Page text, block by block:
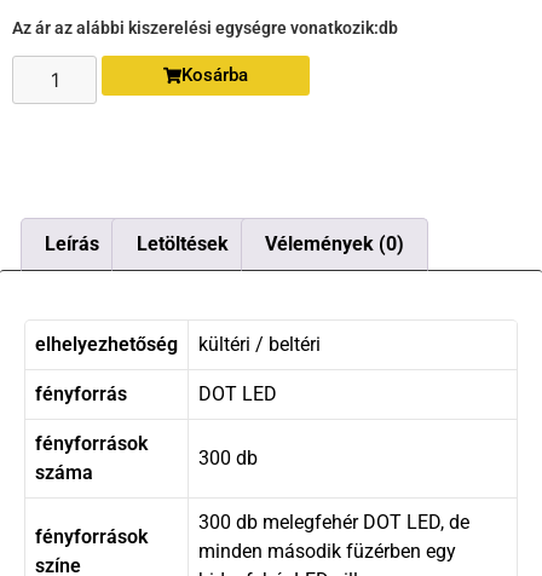
Az ár az alábbi kiszerelési egységre vonatkozik:db
Kosárba
Leírás Letöltések Vélemények (0)
elhelyezhetőség kültéri / beltéri
fényforrás DOT LED
fényforrások
száma
300 db
fényforrások
színe
300 db melegfehér DOT LED, de
minden második füzérben egy